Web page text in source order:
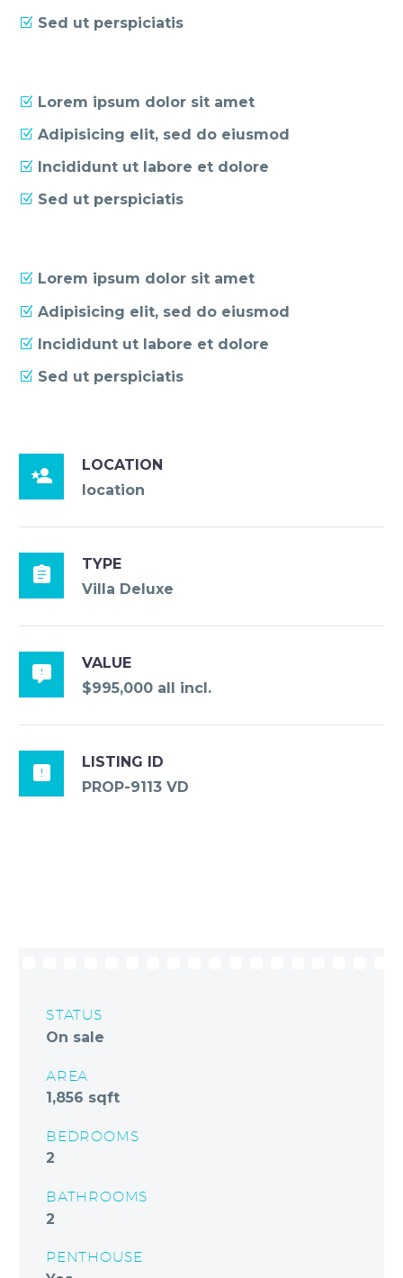
Sed ut perspiciatis
Lorem ipsum dolor sit amet
Adipisicing elit, sed do eiusmod
Incididunt ut labore et dolore
Sed ut perspiciatis
Lorem ipsum dolor sit amet
Adipisicing elit, sed do eiusmod
Incididunt ut labore et dolore
Sed ut perspiciatis

LOCATION
location

TYPE
Villa Deluxe

VALUE
$995,000 all incl.

LISTING ID
PROP-9113 VD
STATUS
On sale
AREA
1,856 sqft
BEDROOMS
2
BATHROOMS
2
PENTHOUSE